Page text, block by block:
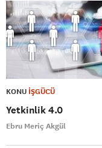
KONU İŞGÜCÜ
Yetkinlik 4.0
Ebru Meriç Akgül